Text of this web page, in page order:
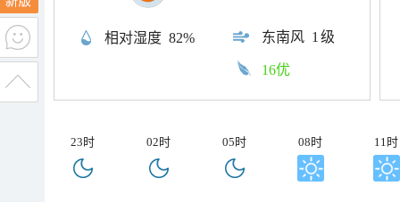
相对湿度 82% 东南风 1级
16优
23时 02时 05时 08时 11时